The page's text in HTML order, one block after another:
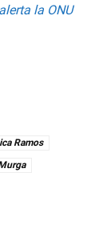
la ONU
Ramos